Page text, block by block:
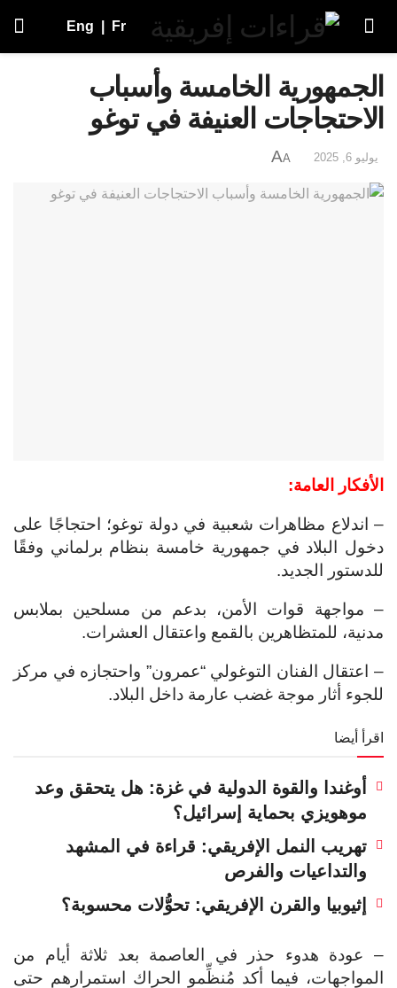
Eng Fr
الجمهورية الخامسة وأسباب
الاحتجاجات العنيفة في توغو
يوليو 6, 2025 A
A
الأفكار العامة:
– اندلاع مظاهرات شعبية في دولة توغو؛ احتجاجًا على
دخول البلاد في جمهورية خامسة بنظام برلماني وفقًا
للدستور الجديد.
– مواجهة قوات الأمن، بدعم من مسلحين بملابس
مدنية، للمتظاهرين بالقمع واعتقال العشرات.
– اعتقال الفنان التوغولي “عمرون” واحتجازه في مركز
للجوء أثار موجة غضب عارمة داخل البلاد.
اقرأ أيضا
أوغندا والقوة الدولية في غزة: هل يتحقق وعد
موهويزي بحماية إسرائيل؟
تهريب النمل الإفريقي: قراءة في المشهد
والتداعيات والفرص
إثيوبيا والقرن الإفريقي: تحوُّلات محسوبة؟
– عودة هدوء حذر في العاصمة بعد ثلاثة أيام من
المواجهات، فيما أكد مُنظِّمو الحراك استمرارهم حتى